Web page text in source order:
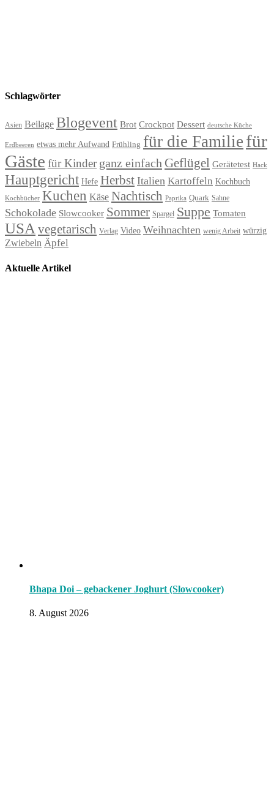
Schlagwörter
Asien Beilage Blogevent Brot Crockpot Dessert deutsche Küche
Erdbeeren etwas mehr Aufwand Frühling für die Familie für
Gäste für Kinder ganz einfach Geflügel Gerätetest Hack
Hauptgericht Hefe Herbst Italien Kartoffeln Kochbuch
Kochbücher Kuchen Käse Nachtisch Paprika Quark Sahne
Schokolade Slowcooker Sommer Spargel Suppe Tomaten
USA vegetarisch Verlag Video Weihnachten wenig Arbeit würzig
Zwiebeln Äpfel
Aktuelle Artikel
Bhapa Doi – gebackener Joghurt (Slowcooker)
8. August 2026